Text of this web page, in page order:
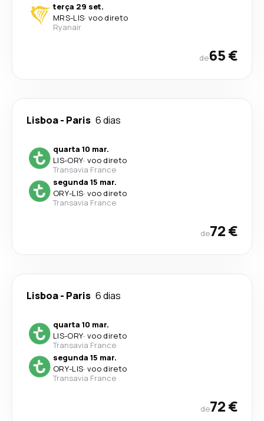
terça 29 set.
MRS-LIS· voo direto
Ryanair
de65 €
Lisboa- Paris 6 dias
quarta 10 mar.
LIS-ORY· voo direto
Transavia France
segunda 15 mar.
ORY-LIS· voo direto
Transavia France
de72 €
Lisboa- Paris 6 dias
quarta 10 mar.
LIS-ORY· voo direto
Transavia France
segunda 15 mar.
ORY-LIS· voo direto
Transavia France
de72 €